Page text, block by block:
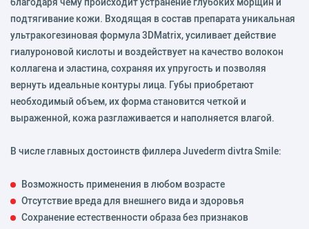
подтягивание кожи. Входящая в состав препарата уникальная
ультракогезиновая формула 3DMatrix, усиливает действие
гиалуроновой кислоты и воздействует на качество волокон
коллагена и эластина, сохраняя их упругость и позволяя
вернуть идеальные контуры лица. Губы приобретают
необходимый объем, их форма становится четкой и
выраженной, кожа разглаживается и наполняется влагой.
В числе главных достоинств филлера Juvederm divtra Smile:
Возможность применения в любом возрасте
Отсутствие вреда для внешнего вида и здоровья
Сохранение естественности образа без признаков